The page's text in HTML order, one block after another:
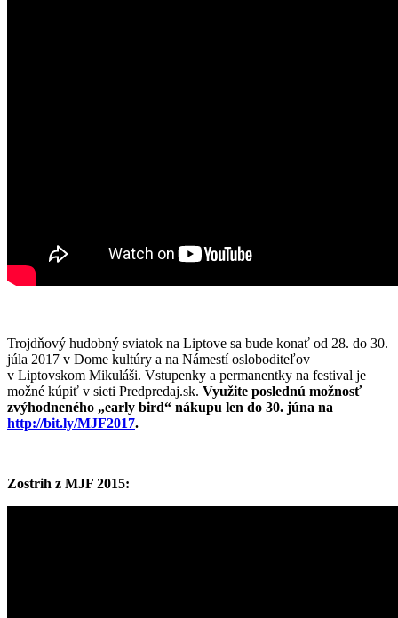
Trojdňový hudobný sviatok na Liptove sa bude konať od 28. do 30.
júla 2017 v Dome kultúry a na Námestí osloboditeľov
v Liptovskom Mikuláši. Vstupenky a permanentky na festival je
možné kúpiť v sieti Predpredaj.sk. Využite poslednú možnosť
zvýhodneného „early bird“ nákupu len do 30. júna na
http://bit.ly/MJF2017.
Zostrih z MJF 2015: